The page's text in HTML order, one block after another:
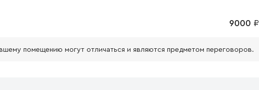
9000 ₽
помещению могут отличаться и являются предметом переговоров.